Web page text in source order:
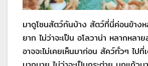
มาดูโซนสัตว์กันบ้าง สัตว์ที่นี่ค่อนข้างห
ยาก ไม่ว่าจะเป็น อโลวาน่า หลากหล
อาจจะไม่เคยเห็นมาก่อน สัคว์ทั่วๆ ไป